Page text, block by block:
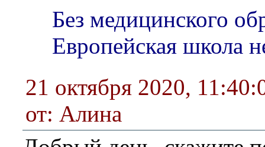
Без медицинского
Европейская школа
21 октября 2020,
от: Алина